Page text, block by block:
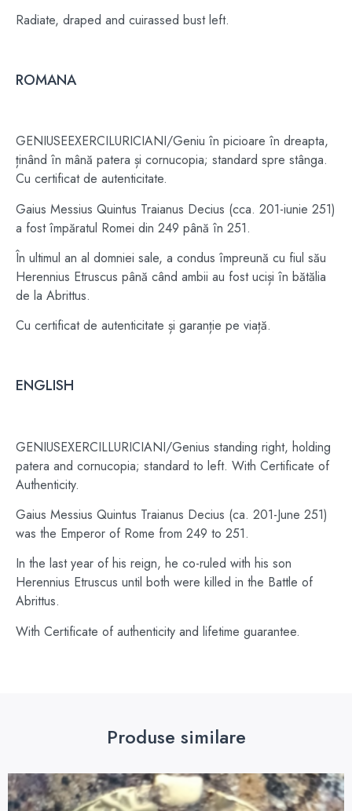
Radiate, draped and cuirassed bust left.
ROMANA
GENIUSEEXERCILURICIANI/Geniu în picioare în dreapta,
ținând în mână patera și cornucopia; standard spre stânga.
Cu certificat de autenticitate.
Gaius Messius Quintus Traianus Decius (cca. 201-iunie 251)
a fost împăratul Romei din 249 până în 251.
În ultimul an al domniei sale, a condus împreună cu fiul său
Herennius Etruscus până când ambii au fost uciși în bătălia
de la Abrittus.
Cu certificat de autenticitate și garanție pe viață.
ENGLISH
GENIUSEXERCILLURICIANI/Genius standing right, holding
patera and cornucopia; standard to left. With Certificate of
Authenticity.
Gaius Messius Quintus Traianus Decius (ca. 201-June 251)
was the Emperor of Rome from 249 to 251.
In the last year of his reign, he co-ruled with his son
Herennius Etruscus until both were killed in the Battle of
Abrittus.
With Certificate of authenticity and lifetime guarantee.
Produse similare